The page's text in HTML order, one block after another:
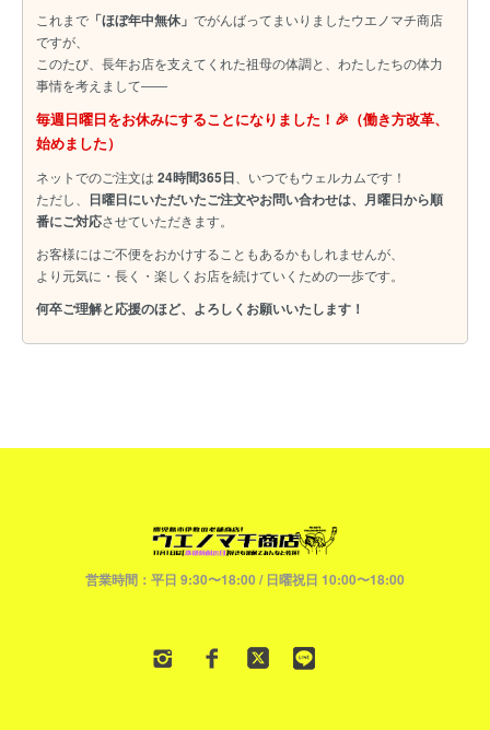
これまで 「ほぼ年中無休」 でがんばってまいりましたウエノマチ商店
ですが、
このたび、長年お店を支えてくれた祖母の体調と、わたしたちの体力
事情を考えまして――
毎週日曜日をお休みにすることになりました！🎉（働き方改革、
始めました）
ネットでのご注文は 24時間365日 、いつでもウェルカムです！
ただし、
日曜日にいただいたご注文やお問い合わせは、月曜日から順
番にご対応させていただきます。
お客様にはご不便をおかけすることもあるかもしれませんが、
より元気に・長く・楽しくお店を続けていくための一歩です。
何卒ご理解と応援のほど、よろしくお願いいたします！
営業時間：平日 9:30〜18:00 / 日曜祝日 10:00〜18:00